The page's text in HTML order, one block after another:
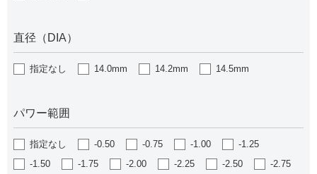
直径（DIA）
指定なし 14.0mm 14.2mm 14.5mm
パワー範囲
指定なし -0.50 -0.75 -1.00
-1.25
-1.50
-1.75 -2.00 -2.25 -2.50
-2.75